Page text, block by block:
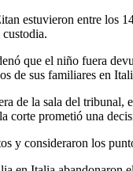
estuvieron entre los
que el niño fuera
de sus familiares en
de la sala del
corte prometió una
y consideraron los